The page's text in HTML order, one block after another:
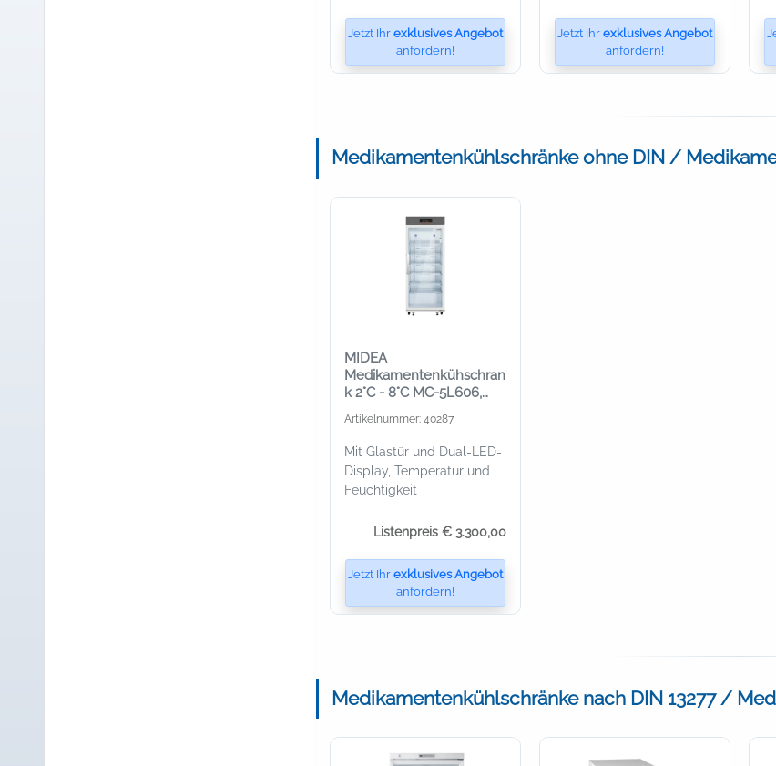
Jetzt Ihr exklusives Angebot
anfordern!
Jetzt Ihr exklusives Angebot
anfordern!
Medikamentenkühlschränke ohne DIN /
MIDEA
Medikamentenkühschran
k 2°C - 8°C MC-5L606,
606 l
Artikelnummer: 40287
Mit Glastür und Dual-LED-
Display, Temperatur und
Feuchtigkeit
Listenpreis € 3.300,00
Jetzt Ihr exklusives Angebot
anfordern!
Medikamentenkühlschränke nach DIN 13277 /